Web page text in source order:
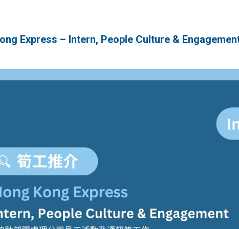
Express – Intern, People Culture &